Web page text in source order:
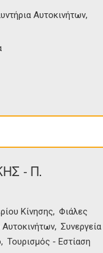
Αυτοκινήτων
- Π.
Κίνησης
Φιάλες
Συνεργεία
Τουρισμός - Εστίαση